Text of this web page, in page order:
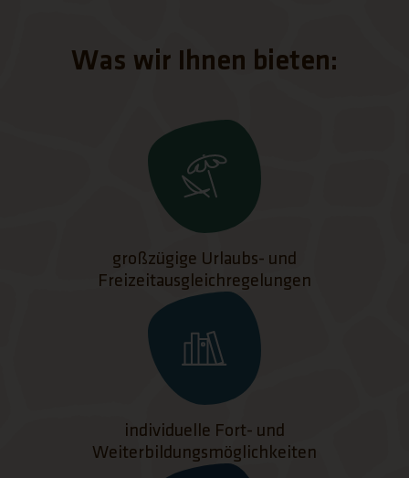
Was wir Ihnen bieten:
großzügige Urlaubs- und
Freizeitausgleichregelungen
individuelle Fort- und
Weiterbildungsmöglichkeiten